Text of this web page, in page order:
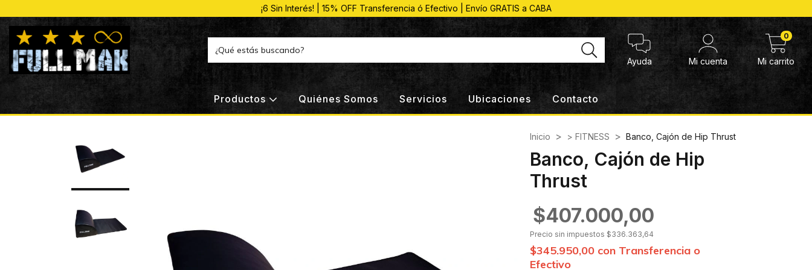
¡6 Sin Interés! | 15% OFF Transferencia ó Efectivo | Envío GRATIS a CABA
Ayuda Mi cuenta Mi carrito
0
Productos Quiénes Somos Servicios Ubicaciones Contacto
Inicio > > FITNESS > Banco, Cajón de Hip Thrust
Banco, Cajón de Hip
Thrust
$407.000,00
Precio sin impuestos $336.363,64
$345.950,00 con Transferencia o
Efectivo